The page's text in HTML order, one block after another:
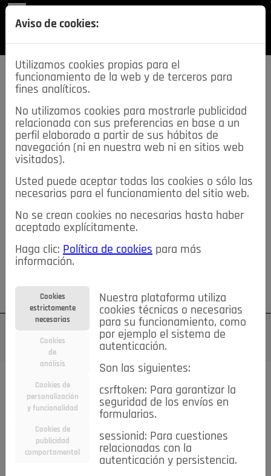
SECCIONES
descarga esta
REVISTA
≡NOTICIAS
NOTICIAS SERVICIOS DE INTERÉS
TABLÓN DE ANUNCIOS MIS ANUNCIOS CONTACTO
NOSOTROS
Su cuenta Regístrese ¿Olvidó su contraseña?
TODAS Deporte Bicicletas Deportes y Ocio
Electrodomésticos
Niños y Bebés Inmobiliaria Construcción y Reformas
Moda Accesorios Ropa Motor
Aviso de cookies:
Utilizamos cookies propias para el
funcionamiento de la web y de terceros para
fines analíticos.
No utilizamos cookies para mostrarle publicidad
relacionada con sus preferencias en base a un
perfil elaborado a partir de sus hábitos de
navegación (ni en nuestra web ni en sitios web
visitados).
Usted puede aceptar todas las cookies o sólo las
necesarias para el funcionamiento del sitio web.
No se crean cookies no necesarias hasta haber
aceptado explícitamente.
Haga clic: Política de cookies para más
información.
Cookies
estrictamente
necesarias
Cookies
de
análisis
Cookies de
personalización
y funcionalidad
Cookies de
publicidad
comportamental
Nuestra plataforma utiliza
cookies técnicas o necesarias
para su funcionamiento, como
por ejemplo el sistema de
autenticación.
Son las siguientes:
csrftoken: Para garantizar la
seguridad de los envíos en
formularios.
sessionid: Para cuestiones
relacionadas con la
autenticación y persistencia.